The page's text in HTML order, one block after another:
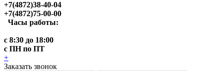
+7(4872)38-40-04
+7(4872)75-00-00
Часы работы:
с 8:30 до 18:00
с ПН по ПТ
+
Заказать звонок